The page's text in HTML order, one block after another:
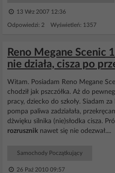
13 Wrz 2007 12:36
Odpowiedzi: 2 Wyświetleń: 1357
Reno Megane Scenic
nie działa, cisza po
Witam. Posiadam Reno Megane
chodził jak pszczółka. Aż do
pracy, dziecko do szkoły. Siadam
pompa paliwa zadziałała,
dżwięku silnika (nie)słodka cisza.
rozrusznik nawet się nie odezwał....
Samochody Początkujący
26 Paź 2010 09:57